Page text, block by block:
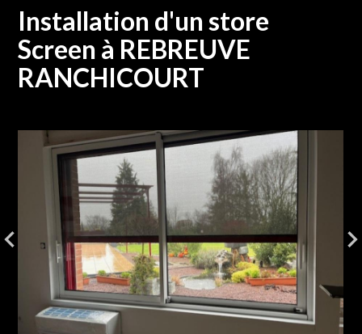
Installation d'un store
Screen à REBREUVE
RANCHICOURT